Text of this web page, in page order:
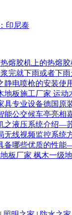
印尼泰
熔胶机上的热熔胶
完就下雨或者下雨
静电喷枪的安装使
地板施工厂家 运动
具专业设备德国原
能公交候车亭亮相
之液压系统介绍—
无线视频监控系统
备哪些优质的性能
板厂家 枫木一级